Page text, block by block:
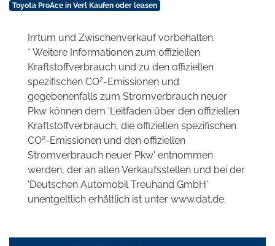
Toyota ProAce in Verl Kaufen oder leasen
Irrtum und Zwischenverkauf vorbehalten.
* Weitere Informationen zum offiziellen
Kraftstoffverbrauch und zu den offiziellen
spezifischen CO2-Emissionen und
gegebenenfalls zum Stromverbrauch neuer
Pkw können dem 'Leitfaden über den offiziellen
Kraftstoffverbrauch, die offiziellen spezifischen
CO2-Emissionen und den offiziellen
Stromverbrauch neuer Pkw' entnommen
werden, der an allen Verkaufsstellen und bei der
'Deutschen Automobil Treuhand GmbH'
unentgeltlich erhältlich ist unter www.dat.de.